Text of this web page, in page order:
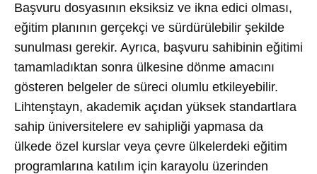
Başvuru dosyasının eksiksiz ve ikna edici olması,
eğitim planının gerçekçi ve sürdürülebilir şekilde
sunulması gerekir. Ayrıca, başvuru sahibinin eğitimi
tamamladıktan sonra ülkesine dönme amacını
gösteren belgeler de süreci olumlu etkileyebilir.
Lihtenştayn, akademik açıdan yüksek standartlara
sahip üniversitelere ev sahipliği yapmasa da
ülkede özel kurslar veya çevre ülkelerdeki eğitim
programlarına katılım için karayolu üzerinden